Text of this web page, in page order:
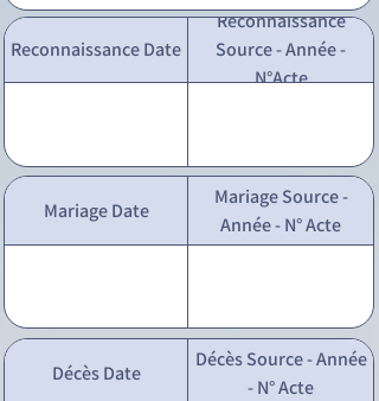
Reconnaissance Date
Reconnaissance
Source - Année -
N°Acte
Mariage Date
Mariage Source -
Année - N° Acte
Décès Date
Décès Source - Année
- N° Acte